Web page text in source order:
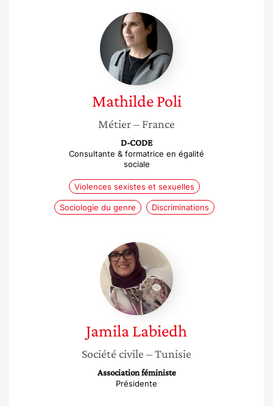
Mathilde
Poli
Mathilde Poli
Métier– France
D-CODE
Consultante & formatrice en égalité
sociale
Violences sexistes et sexuelles
Sociologie du genre Discriminations
Jamila
Labiedh
JamilaLabiedh
Société civile – Tunisie
Association féministe
Présidente